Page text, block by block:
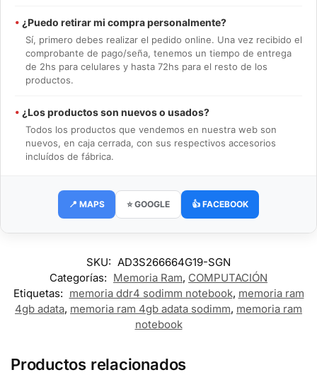
• ¿Puedo retirar mi compra personalmente?
Sí, primero debes realizar el pedido online. Una vez recibido el
comprobante de pago/seña, tenemos un tiempo de entrega
de 2hs para celulares y hasta 72hs para el resto de los
productos.
• ¿Los productos son nuevos o usados?
Todos los productos que vendemos en nuestra web son
nuevos, en caja cerrada, con sus respectivos accesorios
incluídos de fábrica.
📍 MAPS ⭐ GOOGLE 👍 FACEBOOK
SKU: AD3S266664G19-SGN
Categorías: Memoria Ram, COMPUTACIÓN
Etiquetas: memoria ddr4 sodimm notebook, memoria ram
4gb adata, memoria ram 4gb adata sodimm, memoria ram
notebook
Productos relacionados